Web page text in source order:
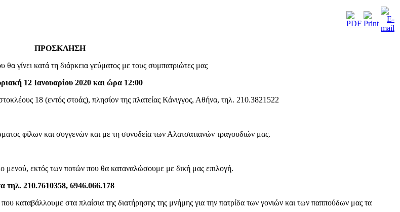
ΠΡΟΣΚΛΗΣΗ
γίνει κατά τη διάρκεια γεύματος με τους συμπατριώτες μας
12 Ιανουαρίου 2020 και ώρα 12:00
18 (εντός στοάς), πλησίον της πλατείας Κάνιγγος, Αθήνα, τηλ. 210.3821522
φίλων και συγγενών και με τη συνοδεία των Αλατσατιανών τραγουδιών μας.
μενού, εκτός των ποτών που θα καταναλώσουμε με δική μας επιλογή.
τηλ. 210.7610358, 6946.066.178
καταβάλλουμε στα πλαίσια της διατήρησης της μνήμης για την πατρίδα των γονιών και των παππούδων μας τα